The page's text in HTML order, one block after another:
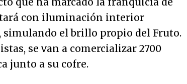
con iluminación interior
simulando el brillo propio del Fruto.
se van a comercializar 2700
junto a su cofre.